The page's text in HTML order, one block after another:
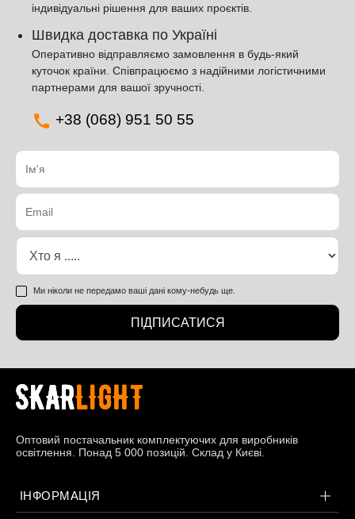
індивідуальні рішення для ваших проєктів.
Швидка доставка по Україні
Оперативно відправляємо замовлення в будь-який
куточок країни. Співпрацюємо з надійними логістичними
партнерами для вашої зручності.
+38 (068) 951 50 55
Ми ніколи не передамо ваші дані кому-небудь ще.
ПІДПИСАТИСЯ
Оптовий постачальник комплектуючих для виробників
освітлення. Понад 5 000 позицій. Склад у Києві.
ІНФОРМАЦІЯ